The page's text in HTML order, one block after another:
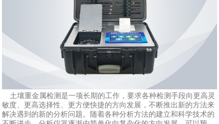
土壤重金属检测是一项长期的工作，要求各种检测手段向更高灵
敏度、更高选择性、更方便快捷的方向发展，不断推出新的方法来
解决遇到的新的分析问题。随着各种分析方法的建立和科学技术的